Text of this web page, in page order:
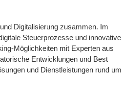
Digitalisierung zusammen. Im
Steuerprozesse und innovative
Möglichkeiten mit Experten aus
Entwicklungen und Best
und Dienstleistungen rund um